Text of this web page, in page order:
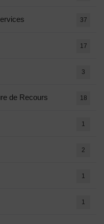
37
17
3
de Recours 18
1
2
1
1